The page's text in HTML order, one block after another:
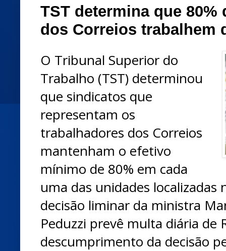
TST determina que
dos Correios trabalhem
O Tribunal Superior do
Trabalho (TST) determinou
que sindicatos que
representam os
trabalhadores dos Correios
mantenham o efetivo
mínimo de 80% em cada
uma das unidades localizadas
decisão liminar da ministra
Peduzzi prevê multa diária de
descumprimento da decisão